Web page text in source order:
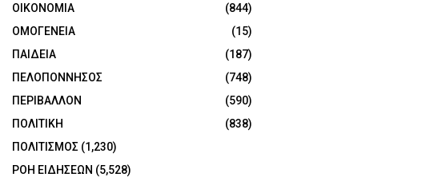
ΟΙΚΟΝΟΜΙΑ
(844)
ΟΜΟΓΕΝΕΙΑ
(15)
ΠΑΙΔΕΙΑ
(187)
ΠΕΛΟΠΟΝΝΗΣΟΣ
(748)
ΠΕΡΙΒΑΛΛΟΝ
(590)
ΠΟΛΙΤΙΚΗ
(838)
ΠΟΛΙΤΙΣΜΟΣ (1,230)
ΡΟΗ ΕΙΔΗΣΕΩΝ (5,528)